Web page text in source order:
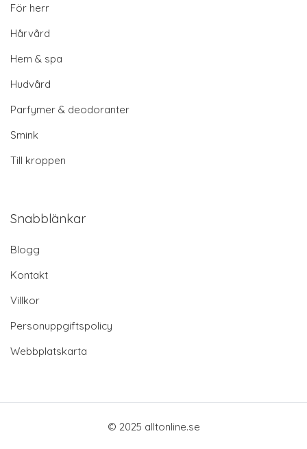
För herr
Hårvård
Hem & spa
Hudvård
Parfymer & deodoranter
Smink
Till kroppen
Snabblänkar
Blogg
Kontakt
Villkor
Personuppgiftspolicy
Webbplatskarta
© 2025 alltonline.se